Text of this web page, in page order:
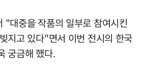
"대중을 작품의 일부로 참여시킨
지고 있다"면서 이번 전시의 한국
궁금해 했다.